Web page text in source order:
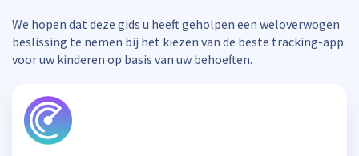
We hopen dat deze gids u heeft geholpen een weloverwogen
beslissing te nemen bij het kiezen van de beste tracking-app
voor uw kinderen op basis van uw behoeften.